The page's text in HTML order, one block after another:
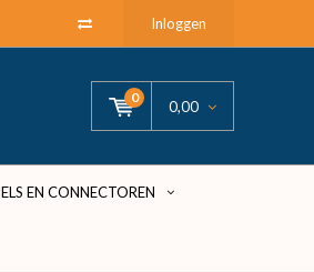
Inloggen
0
0,00
EN CONNECTOREN